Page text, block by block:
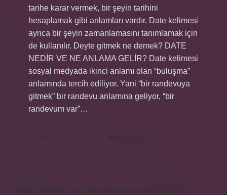
tarihe karar vermek, bir şeyin tarihini
hesaplamak gibi anlamları vardır. Date kelimesi
ayrıca bir şeyin zamanlamasını tanımlamak için
de kullanılır. Deyte gitmek ne demek? DATE
NEDİR VE NE ANLAMA GELİR? Date kelimesi
sosyal medyada ikinci anlamı olan “buluşma”
anlamında tercih ediliyor. Yani “bir randevuya
gitmek” bir randevu anlamına geliyor, “bir
randevum var”…
Devamını okuyun
Ne
Yorum Bırak
https://obirsite.com
https://beysanmobilya.com.tr